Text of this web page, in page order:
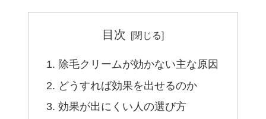
目次
除毛クリームが効かない主な原因
どうすれば効果を出せるのか
効果が出にくい人の選び方